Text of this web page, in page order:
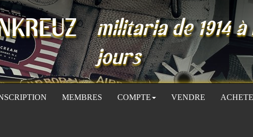
militaria de 1914 à
jours
MEMBRES COMPTE VENDRE